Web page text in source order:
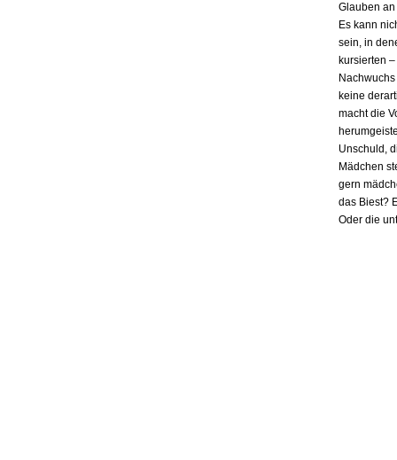
Glauben
Es kann
sein, in
kursierten
keine
macht die
Unschuld,
Mädchen
gern
das Biest?
Oder die